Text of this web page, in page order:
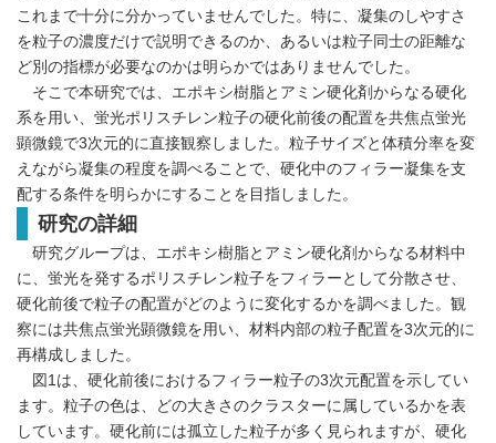
これまで十分に分かっていませんでした。特に、凝集のしやすさ
を粒子の濃度だけで説明できるのか、あるいは粒子同士の距離な
ど別の指標が必要なのかは明らかではありませんでした。
そこで本研究では、エポキシ樹脂とアミン硬化剤からなる硬化
系を用い、蛍光ポリスチレン粒子の硬化前後の配置を共焦点蛍光
顕微鏡で3次元的に直接観察しました。粒子サイズと体積分率を変
えながら凝集の程度を調べることで、硬化中のフィラー凝集を支
配する条件を明らかにすることを目指しました。
研究の詳細
研究グループは、エポキシ樹脂とアミン硬化剤からなる材料中
に、蛍光を発するポリスチレン粒子をフィラーとして分散させ、
硬化前後で粒子の配置がどのように変化するかを調べました。観
察には共焦点蛍光顕微鏡を用い、材料内部の粒子配置を3次元的に
再構成しました。
図1は、硬化前後におけるフィラー粒子の3次元配置を示してい
ます。粒子の色は、どの大きさのクラスターに属しているかを表
しています。硬化前には孤立した粒子が多く見られますが、硬化